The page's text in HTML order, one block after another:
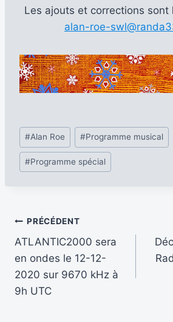
Les ajouts et corrections sont
alan-roe-
Étiquettes
de
la
#Alan Roe #Programme musical
#Programme spécial
Navigation
de
l’article
PRÉCÉDENT
ATLANTIC2000 sera
en ondes le 12-12-
2020 sur 9670 kHz à
9h UTC